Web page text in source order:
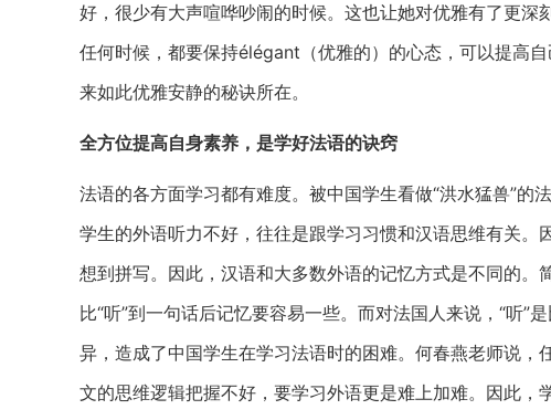
好，很少有大声喧哗吵闹的时候。这也让她对优雅有了更深
任何时候，都要保持élégant（优雅的）的心态，可以提高
来如此优雅安静的秘诀所在。
全方位提高自身素养，是学好法语的诀窍
法语的各方面学习都有难度。被中国学生看做“洪水猛兽”的
学生的外语听力不好，往往是跟学习习惯和汉语思维有关
想到拼写。因此，汉语和大多数外语的记忆方式是不同的。
比“听”到一句话后记忆要容易一些。而对法国人来说，“听”
异，造成了中国学生在学习法语时的困难。何春燕老师说
文的思维逻辑把握不好，要学习外语更是难上加难。因此